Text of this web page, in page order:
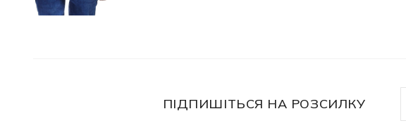
ПІДПИШІТЬСЯ НА РОЗСИЛКУ